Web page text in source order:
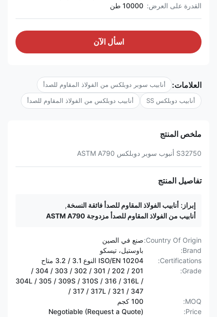
القدرة على العرض: 10000 طن
اسأل الآن
العلامات: أنابيب سوبر دوبلكس من الفولاذ المقاوم للصدأ
أنابيب دوبلكس SS أنابيب دوبلكس من الفولاذ المقاوم للصدأ
ملخص المنتج
S32750 أنبوب سوبر دوبلكس ASTM A790
تفاصيل المنتج
إبراز: أنابيب الفولاذ المقاوم للصدأ فائقة النسخة,
أنابيب من الفولاذ المقاوم للصدأ مزدوجة ASTM A790
Country Of Origin: صنع في الصين
Brand:
باوستيل، تيسكو
Certifications:
ISO/EN 10204 النوع 3.1 / 3.2 متاح
Grade:
201 / 202 / 301 / 302 / 303 / 304 /
304L / 305 / 309S / 310S / 316 / 316L /
317 / 317L / 321 / 347 /
MOQ:
100 كجم
Price:
Negotiable (Request a Quote)